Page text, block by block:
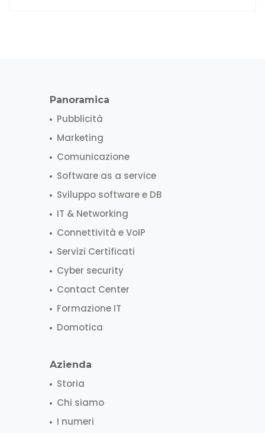
Panoramica
Pubblicità
Marketing
Comunicazione
Software as a service
Sviluppo software e DB
IT & Networking
Connettività e VoIP
Servizi Certificati
Cyber security
Contact Center
Formazione IT
Domotica
Azienda
Storia
Chi siamo
I numeri